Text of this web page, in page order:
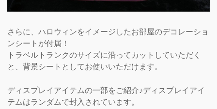
さらに、ハロウィンをイメージしたお部屋のデコレーショ
ンシートが付属！
トラベルトランクのサイズに沿ってカットしていただく
と、背景シートとしてお使いいただけます。
ディスプレイアイテムの一部をご紹介♪ディスプレイアイ
テムはランダムで封入されています。